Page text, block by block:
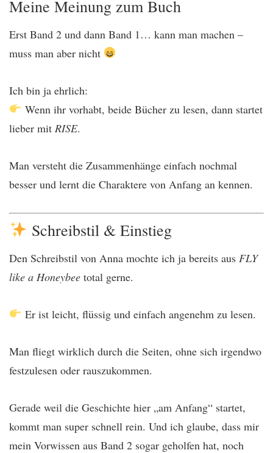
Meine Meinung zum Buch
Erst Band 2 und dann Band 1… kann man machen –
muss man aber nicht
Ich bin ja ehrlich:
Wenn ihr vorhabt, beide Bücher zu lesen, dann startet
lieber mit RISE.
Man versteht die Zusammenhänge einfach nochmal
besser und lernt die Charaktere von Anfang an kennen.
Schreibstil & Einstieg
Den Schreibstil von Anna mochte ich ja bereits aus FLY
like a Honeybee total gerne.
Er ist leicht, flüssig und einfach angenehm zu lesen.
Man fliegt wirklich durch die Seiten, ohne sich irgendwo
festzulesen oder rauszukommen.
Gerade weil die Geschichte hier „am Anfang“ startet,
kommt man super schnell rein. Und ich glaube, dass mir
mein Vorwissen aus Band 2 sogar geholfen hat, noch